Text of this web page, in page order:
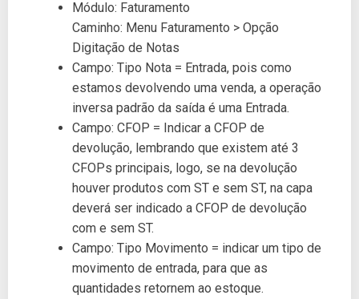
Módulo: Faturamento
Caminho: Menu Faturamento > Opção
Digitação de Notas
Campo: Tipo Nota = Entrada, pois como
estamos devolvendo uma venda, a operação
inversa padrão da saída é uma Entrada.
Campo: CFOP = Indicar a CFOP de
devolução, lembrando que existem até 3
CFOPs principais, logo, se na devolução
houver produtos com ST e sem ST, na capa
deverá ser indicado a CFOP de devolução
com e sem ST.
Campo: Tipo Movimento = indicar um tipo de
movimento de entrada, para que as
quantidades retornem ao estoque.